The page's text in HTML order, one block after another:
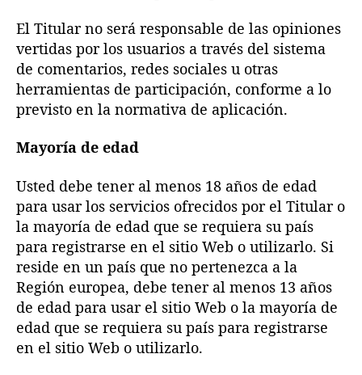
El Titular no será responsable de las opiniones
vertidas por los usuarios a través del sistema
de comentarios, redes sociales u otras
herramientas de participación, conforme a lo
previsto en la normativa de aplicación.
Mayoría de edad
Usted debe tener al menos 18 años de edad
para usar los servicios ofrecidos por el Titular o
la mayoría de edad que se requiera su país
para registrarse en el sitio Web o utilizarlo. Si
reside en un país que no pertenezca a la
Región europea, debe tener al menos 13 años
de edad para usar el sitio Web o la mayoría de
edad que se requiera su país para registrarse
en el sitio Web o utilizarlo.